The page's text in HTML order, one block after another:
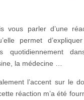
vous parler d’une
permet
quotidiennement
la médecine …
l’accent sur le
réaction m’a été